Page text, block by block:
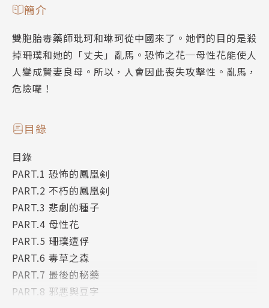
簡介
雙胞胎毒藥師玭珂和琳珂從中國來了。她們的目的是殺
掉珊璞和她的「丈夫」亂馬。恐怖之花─母性花能使人
人變成賢妻良母。所以，人會因此喪失攻擊性。亂馬，
危險囉！
目錄
目錄
PART.1 恐怖的鳳凰剣
PART.2 不朽的鳳凰剣
PART.3 悲劇的種子
PART.4 母性花
PART.5 珊璞遭俘
PART.6 毒草之森
PART.7 最後的秘藥
PART.8 邪悪與豆字